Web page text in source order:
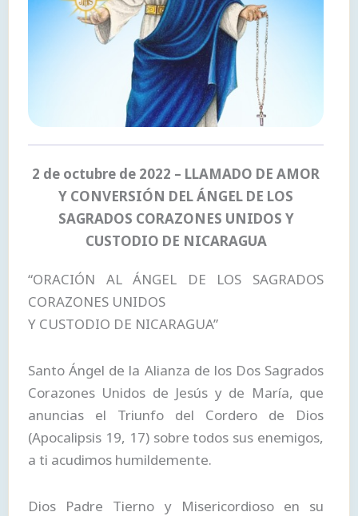
2 de octubre de 2022 – LLAMADO DE AMOR
Y CONVERSIÓN DEL ÁNGEL DE LOS
SAGRADOS CORAZONES UNIDOS Y
CUSTODIO DE NICARAGUA
“ORACIÓN AL ÁNGEL DE LOS SAGRADOS
CORAZONES UNIDOS
Y CUSTODIO DE NICARAGUA”
Santo Ángel de la Alianza de los Dos Sagrados
Corazones Unidos de Jesús y de María, que
anuncias el Triunfo del Cordero de Dios
(Apocalipsis 19, 17) sobre todos sus enemigos,
a ti acudimos humildemente.
Dios Padre Tierno y Misericordioso en su